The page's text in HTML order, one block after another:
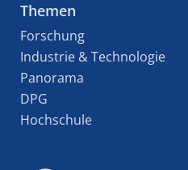
Themen
Forschung
Industrie & Technologie
Panorama
DPG
Hochschule